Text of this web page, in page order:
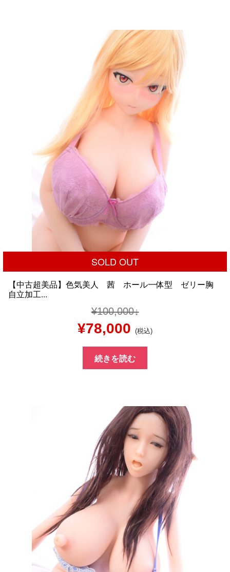
¥145,000
で
し
た。
格
は
¥95,000
で
す。
SOLD OUT
【中古超美品】色気美人 茜 ホール一体型 ゼリー胸
自立加工...
¥100,000
元
の
価
¥100,000
し
た。
¥78,000 現
在
の
格
は
¥78,000
で
す。
(税込)
続きを読む